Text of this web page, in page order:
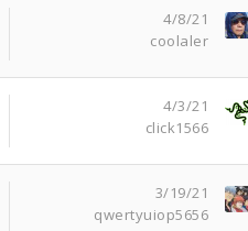
4/8/21
coolaler
4/3/21
click1566
3/19/21
qwertyuiop5656